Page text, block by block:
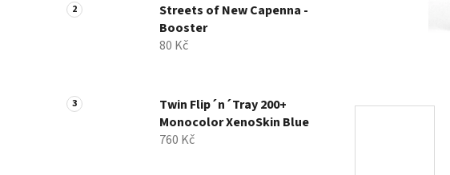
n
n
e
Streets of New Capenna -
Booster
80 Kč
Twin Flip´n´Tray 200+
Monocolor XenoSkin Blue
760 Kč